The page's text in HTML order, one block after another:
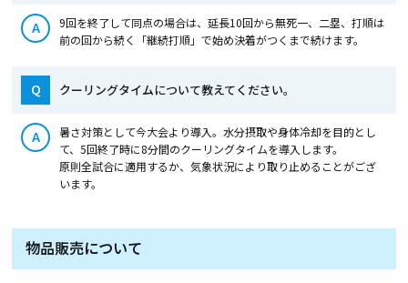
A
9回を終了して同点の場合は、延長10回から無死一、二塁、打順は
前の回から続く「継続打順」で始め決着がつくまで続けます。
Q クーリングタイムについて教えてください。
A
暑さ対策として今大会より導入。水分摂取や身体冷却を目的とし
て、5回終了時に8分間のクーリングタイムを導入します。
原則全試合に適用するか、気象状況により取り止めることがござ
います。
物品販売について